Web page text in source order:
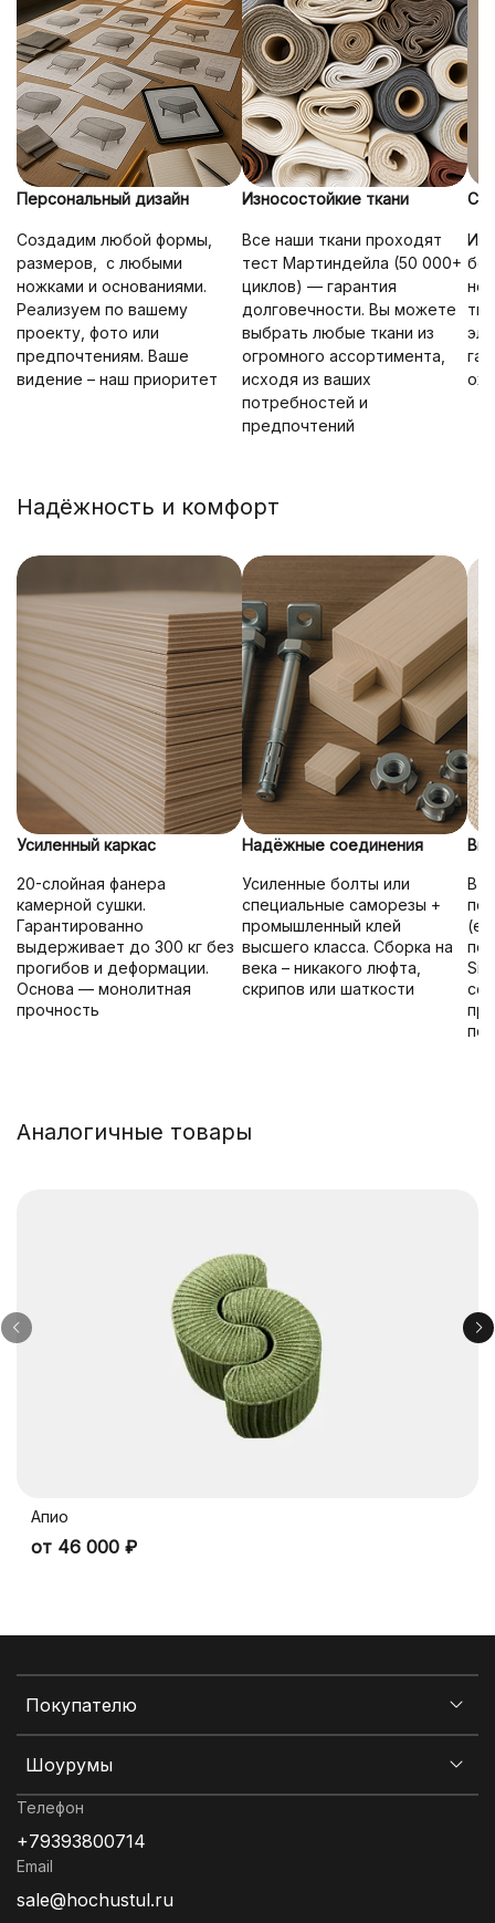
Персональный дизайн
Создадим любой формы,
размеров, с любыми
ножками и основаниями.
Реализуем по вашему
проекту, фото или
предпочтениям. Ваше
видение – наш приоритет
Износостойкие ткани
Все наши ткани проходят
тест Мартиндейла (50 000+
циклов) — гарантия
долговечности. Вы можете
выбрать любые ткани из
огромного ассортимента,
исходя из ваших
потребностей и
предпочтений
Надёжность и комфорт
Усиленный каркас
20-слойная фанера
камерной сушки.
Гарантированно
выдерживает до 300 кг без
прогибов и деформации.
Основа — монолитная
прочность
Надёжные соединения
Усиленные болты или
специальные саморезы +
промышленный клей
высшего класса. Сборка на
века – никакого люфта,
скрипов или шаткости
В
Аналогичные товары
Апио
от 46 000 ₽
Покупателю
Шоурумы
Телефон
+79393800714
Email
sale@hochustul.ru